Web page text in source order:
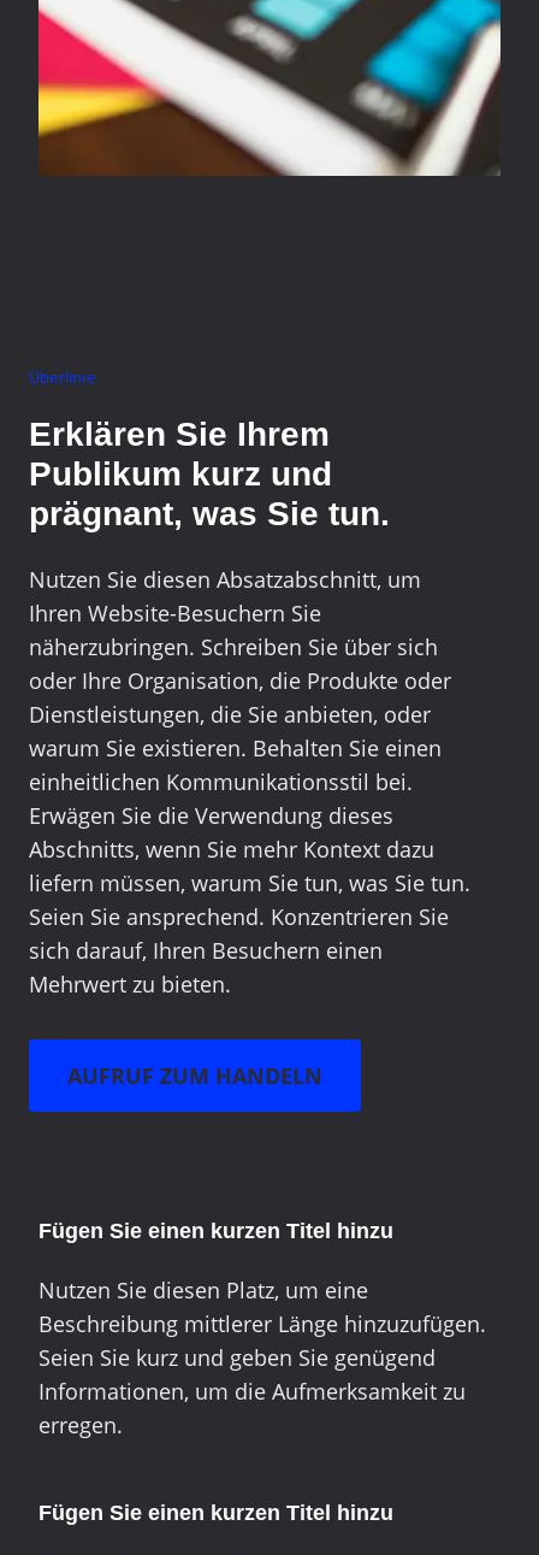
Überlinie
Erklären Sie Ihrem
Publikum kurz und
prägnant, was Sie tun.
Nutzen Sie diesen Absatzabschnitt, um
Ihren Website-Besuchern Sie
näherzubringen. Schreiben Sie über sich
oder Ihre Organisation, die Produkte oder
Dienstleistungen, die Sie anbieten, oder
warum Sie existieren. Behalten Sie einen
einheitlichen Kommunikationsstil bei.
Erwägen Sie die Verwendung dieses
Abschnitts, wenn Sie mehr Kontext dazu
liefern müssen, warum Sie tun, was Sie tun.
Seien Sie ansprechend. Konzentrieren Sie
sich darauf, Ihren Besuchern einen
Mehrwert zu bieten.
AUFRUF ZUM HANDELN
Fügen Sie einen kurzen Titel hinzu
Nutzen Sie diesen Platz, um eine
Beschreibung mittlerer Länge hinzuzufügen.
Seien Sie kurz und geben Sie genügend
Informationen, um die Aufmerksamkeit zu
erregen.
Fügen Sie einen kurzen Titel hinzu